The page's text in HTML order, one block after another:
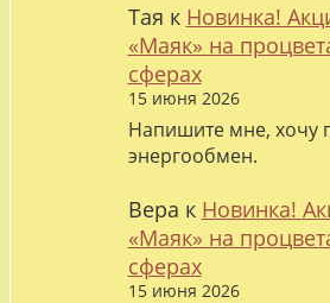
Тая к Новинка!
«Маяк» на
сферах
15 июня 2026
Напишите мне, хочу
энергообмен.
Вера к Новинка!
«Маяк» на
сферах
15 июня 2026